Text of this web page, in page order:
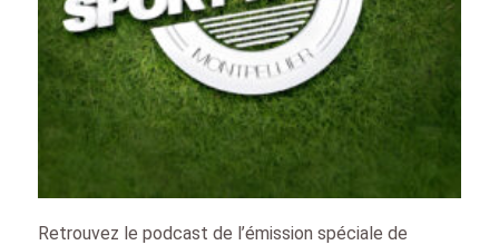
Retrouvez le podcast de l’émission spéciale de